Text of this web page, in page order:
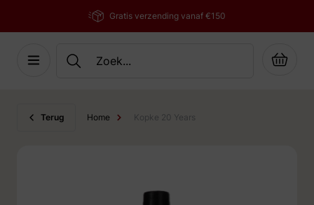
Gratis verzending vanaf €150
Cart
Terug Home Kopke 20 Years